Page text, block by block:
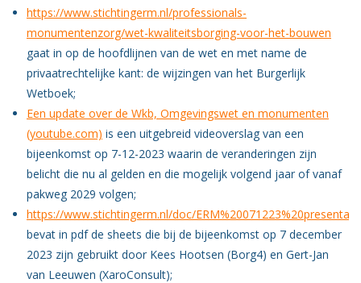
Contact
https://www.stichtingerm.nl/professionals-
monumentenzorg/wet-kwaliteitsborging-voor-het-bouwen
gaat in op de hoofdlijnen van de wet en met name de
privaatrechtelijke kant: de wijzingen van het Burgerlijk
Wetboek;
Een update over de Wkb, Omgevingswet en monumenten
(youtube.com) is een uitgebreid videoverslag van een
bijeenkomst op 7-12-2023 waarin de veranderingen zijn
belicht die nu al gelden en die mogelijk volgend jaar of vanaf
pakweg 2029 volgen;
https://www.stichtingerm.nl/doc/
bevat in pdf de sheets die bij de bijeenkomst op 7 december
2023 zijn gebruikt door Kees Hootsen (Borg4) en Gert-Jan
van Leeuwen (XaroConsult);